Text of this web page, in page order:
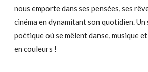
nous emporte dans ses pensées, ses
cinéma en dynamitant son quotidien.
poétique où se mêlent danse, musique
en couleurs !